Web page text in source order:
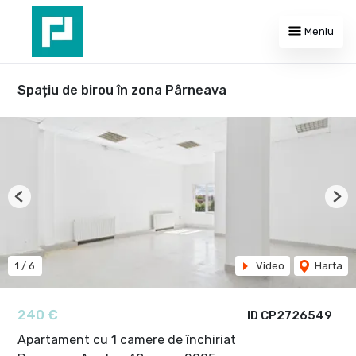
Meniu
Spațiu de birou în zona Pârneava
ID CP2726549
240 €
Apartament cu 1 camere de închiriat
1 / 6 Video Harta
Previous